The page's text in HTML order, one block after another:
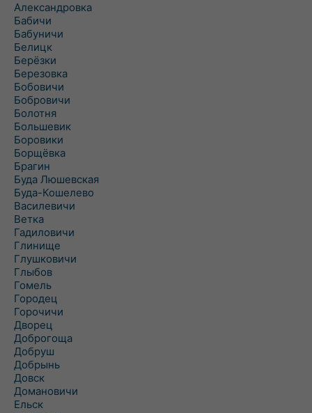
Александровка
Бабичи
Бабуничи
Белицк
Берёзки
Березовка
Бобовичи
Бобровичи
Болотня
Большевик
Боровики
Борщёвка
Брагин
Буда Люшевская
Буда-Кошелево
Василевичи
Ветка
Гадиловичи
Глинище
Глушковичи
Глыбов
Гомель
Городец
Горочичи
Дворец
Доброгоща
Добруш
Добрынь
Довск
Домановичи
Ельск